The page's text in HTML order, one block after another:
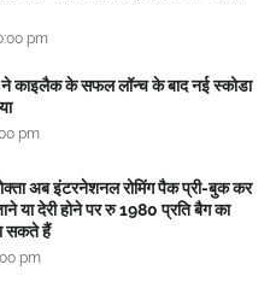
pm
ने काइलैक के सफल लॉन्च के बाद नई स्कोडा
pm
अब इंटरनेशनल रोमिंग पैक प्री-बुक कर
या देरी होने पर रु 1980 प्रति बैग का
सकते हैं
pm